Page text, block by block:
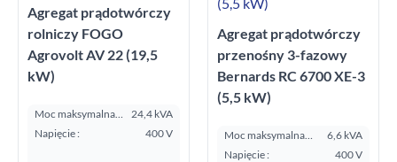
Agregat prądotwórczy
rolniczy FOGO
Agrovolt AV 22 (19,5
kW)
Moc maksymalna
E.S.P. kVA:
24,4 kVA
Napięcie :
400 V
Agregat prądotwórczy
przenośny 3-fazowy
Bernards RC 6700 XE-3
(5,5 kW)
Moc maksymalna
E.S.P. kVA:
6,6 kVA
Napięcie :
400 V